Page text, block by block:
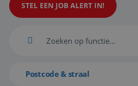
STEL EEN JOB ALERT IN!
Postcode & straal